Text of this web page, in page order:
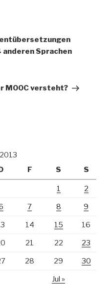
anderen Sprachen
MOOC versteht?
F S S
1 2
7 8 9
14 15 16
21 22 23
28 29 30
Jul »